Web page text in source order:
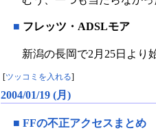
■ フレッツ・ADSLモア
新潟の長岡で2月25日より
ツッコミを入れる
2004/01/19 (月)
■ FFの不正アクセスまとめ